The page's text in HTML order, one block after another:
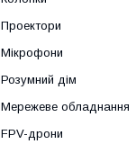
Проектори
Мікрофони
Розумний дім
Мережеве обладнання
FPV-дрони